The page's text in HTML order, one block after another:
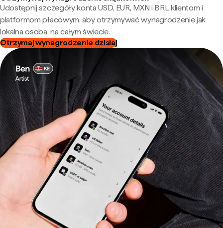
Udostępnij szczegóły konta USD, EUR, MXN i BRL klientom i
platformom płacowym, aby otrzymywać wynagrodzenie jak
lokalna osoba, na całym świecie.
Otrzymaj wynagrodzenie dzisiaj